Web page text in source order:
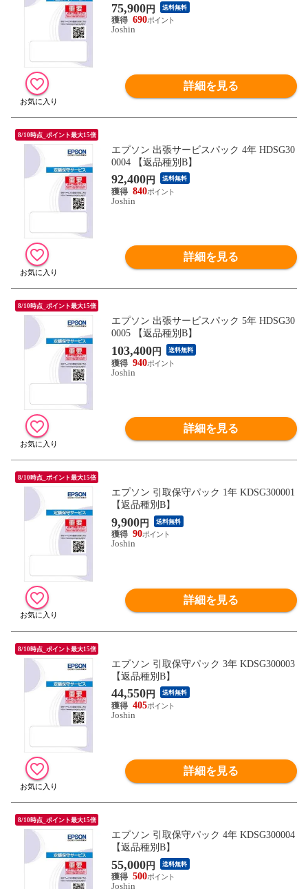
75,900円 送料無料
690
Joshin
詳細を見る
8/10時点_ポイント最大15倍
エプソン 出張サービスパック 4年 HDSG30
0004 【返品種別B】
92,400円 送料無料
840
Joshin
詳細を見る
8/10時点_ポイント最大15倍
エプソン 出張サービスパック 5年 HDSG30
0005 【返品種別B】
103,400円 送料無料
940
Joshin
詳細を見る
8/10時点_ポイント最大15倍
エプソン 引取保守パック 1年 KDSG300001
【返品種別B】
9,900円 送料無料
90
Joshin
詳細を見る
8/10時点_ポイント最大15倍
エプソン 引取保守パック 3年 KDSG300003
【返品種別B】
44,550円 送料無料
405
Joshin
詳細を見る
8/10時点_ポイント最大15倍
エプソン 引取保守パック 4年 KDSG300004
【返品種別B】
55,000円 送料無料
500
Joshin